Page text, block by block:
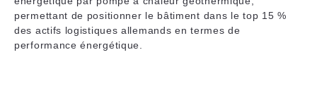
permettant de positionner le bâtiment dans le top 15 %
des actifs logistiques allemands en termes de
performance énergétique.